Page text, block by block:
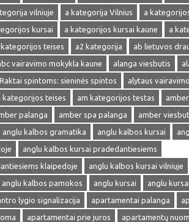
vilniuje a kategorija Vilnius a
kursai a kategorijos kursai kaune
a
kategorijos teises a2 kategorija
ab lietuvos
vairavimo mokykla kaune alanga viesbutis
spintoms: sieninės spintos
alytaus
kategorijos teises am kategorijos testas
palanga amber spa palanga
amber
anglu kalbos gramatika anglu kalbos kursai
anglu kalbos kursai pradedantiesiems
klaipedoje
anglu kalbos kursai vilniuje
anglu kalbos pamokos anglu kursai
anglu
lygio signalizacija apartamentai palanga
apartamentai prie juros
apartamentų